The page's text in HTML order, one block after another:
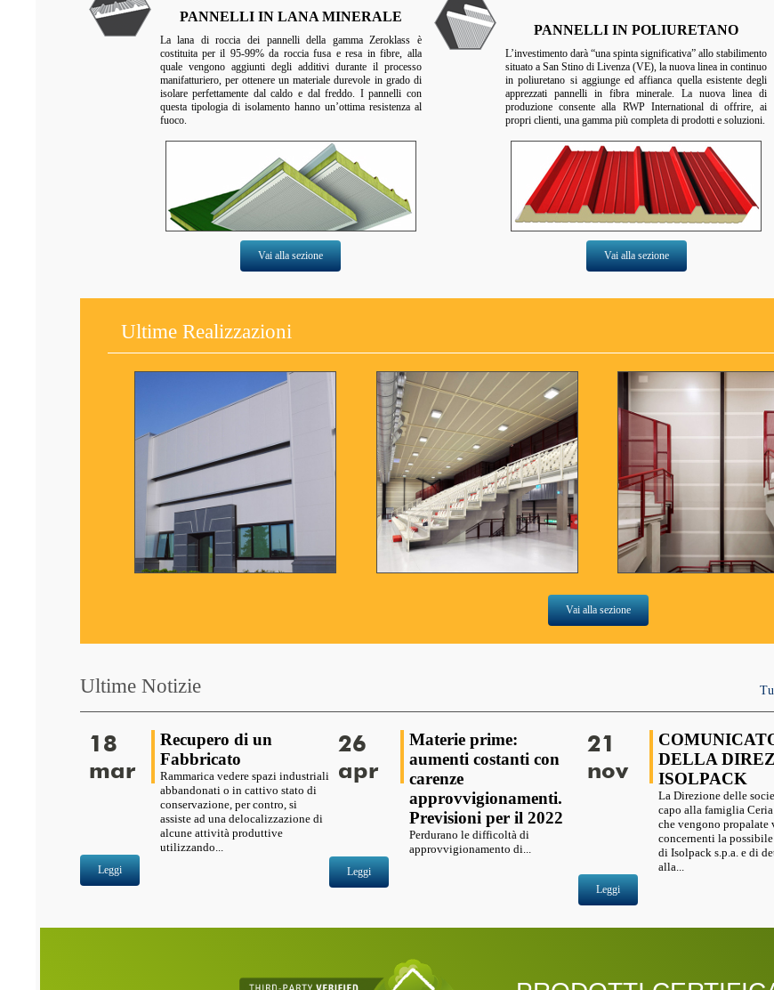
PANNELLI IN LANA MINERALE
La lana di roccia dei pannelli della gamma Zeroklass è
costituita per il 95-99% da roccia fusa e resa in fibre, alla
quale vengono aggiunti degli additivi durante il processo
manifatturiero, per ottenere un materiale durevole in grado di
isolare perfettamente dal caldo e dal freddo. I pannelli con
questa tipologia di isolamento hanno un’ottima resistenza al
fuoco.
Vai alla sezione
PANNELLI IN POLIURETANO
L’investimento darà “una spinta significativa” allo stabilimento
situato a San Stino di Livenza (VE), la nuova linea in continuo
in poliuretano si aggiunge ed affianca quella esistente degli
apprezzati pannelli in fibra minerale. La nuova linea di
produzione consente alla RWP International di offrire, ai
propri clienti, una gamma più completa di prodotti e soluzioni.
Vai alla sezione
Ultime Realizzazioni
Vai alla sezione
Ultime Notizie
18
mar
Recupero di un
Fabbricato
Rammarica vedere spazi industriali
abbandonati o in cattivo stato di
conservazione, per contro, si
assiste ad una delocalizzazione di
alcune attività produttive
utilizzando...
Leggi
26
apr
Materie prime:
aumenti costanti con
carenze
approvvigionamenti.
Previsioni per il 2022
Perdurano le difficoltà di
approvvigionamento di...
Leggi
21
nov
DELLA
ISOLPACK
La Direzione delle
capo alla famiglia Ceria
che vengono propalate
concernenti la possibile
di Isolpack s.p.a. e di
alla...
Leggi